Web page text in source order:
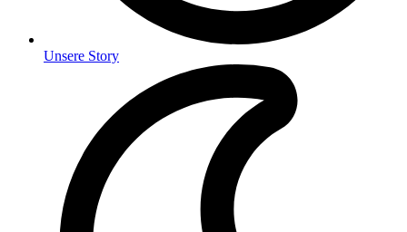
Unsere Story